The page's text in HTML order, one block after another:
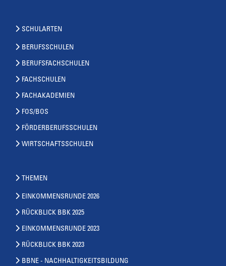
SCHULARTEN
BERUFSSCHULEN
BERUFSFACHSCHULEN
FACHSCHULEN
FACHAKADEMIEN
FOS/BOS
FÖRDERBERUFSSCHULEN
WIRTSCHAFTSSCHULEN
THEMEN
EINKOMMENSRUNDE 2026
RÜCKBLICK BBK 2025
EINKOMMENSRUNDE 2023
RÜCKBLICK BBK 2023
BBNE - NACHHALTIGKEITSBILDUNG